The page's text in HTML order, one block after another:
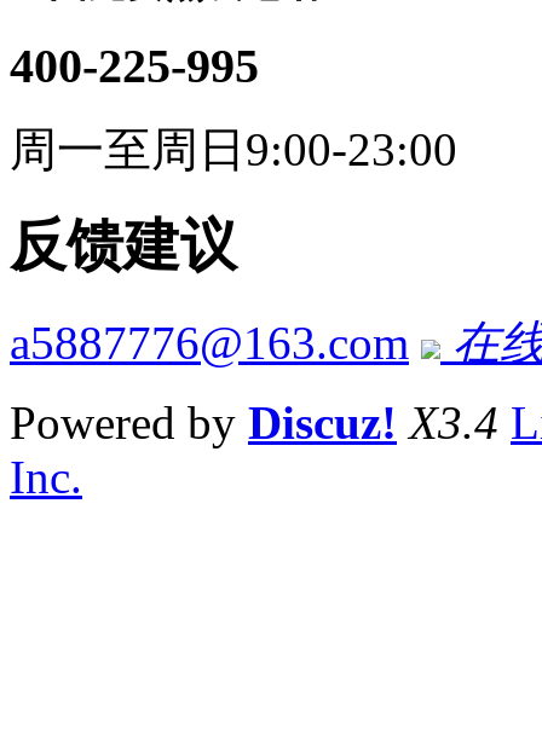
400-225-995
周一至周日9:00-23:00
反馈建议
a5887776@163.com
在
Powered by Discuz! X3.4
Inc.